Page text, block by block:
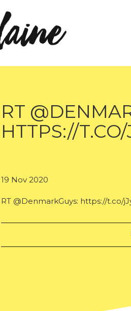
RT
HTTPS://
19 Nov 2020
RT @DenmarkGuys: https://t.co/